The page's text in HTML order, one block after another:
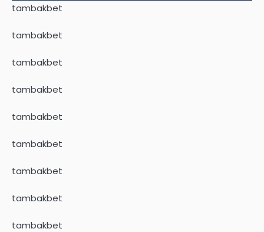
tambakbet
tambakbet
tambakbet
tambakbet
tambakbet
tambakbet
tambakbet
tambakbet
tambakbet